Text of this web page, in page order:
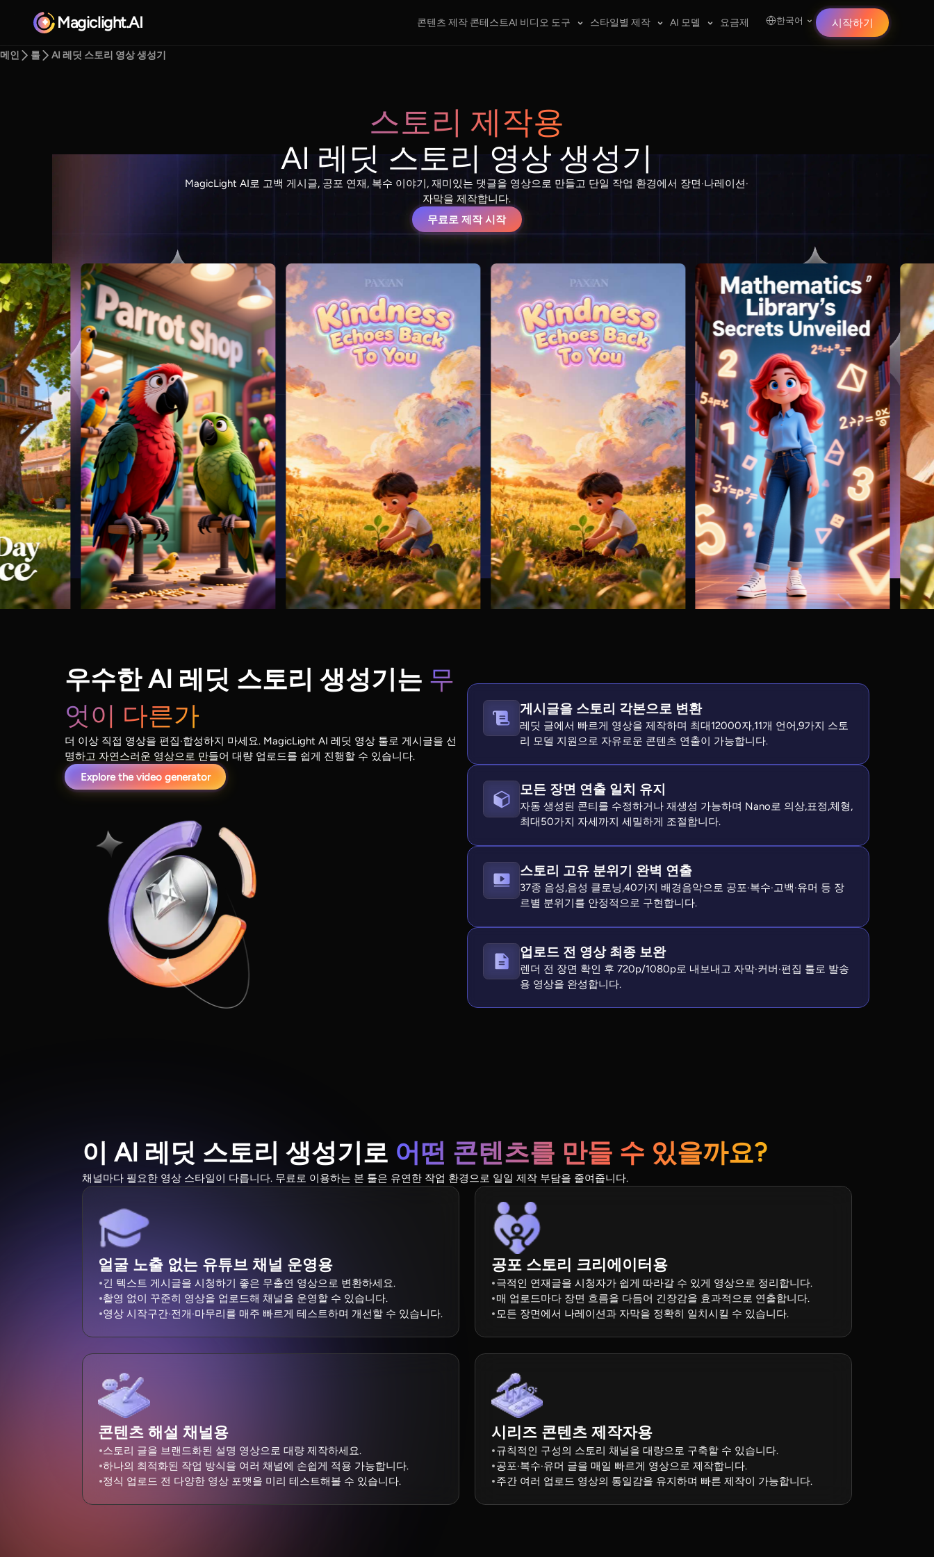
Magiclight.AI 콘텐츠 제작 콘테스트AI 비디오 도구 스타일별 제작 AI 모델 요금제 한국어 시작하기
메인 툴 AI 레딧 스토리 영상 생성기
스토리 제작용
AI 레딧 스토리 영상 생성기
MagicLight AI로 고백 게시글, 공포 연재, 복수 이야기, 재미있는 댓글을 영상으로 만들고 단일 작업 환경에서 장면·나레이션·
자막을 제작합니다.
무료로 제작 시작
우수한 AI 레딧 스토리 생성기는 무
엇이 다른가
더 이상 직접 영상을 편집·합성하지 마세요. MagicLight AI 레딧 영상 툴로 게시글을 선
명하고 자연스러운 영상으로 만들어 대량 업로드를 쉽게 진행할 수 있습니다.
Explore the video generator
게시글을 스토리 각본으로 변환
레딧 글에서 빠르게 영상을 제작하며 최대12000자,11개 언어,9가지 스토
리 모델 지원으로 자유로운 콘텐츠 연출이 가능합니다.
모든 장면 연출 일치 유지
자동 생성된 콘티를 수정하거나 재생성 가능하며 Nano로 의상,표정,체형,
최대50가지 자세까지 세밀하게 조절합니다.
스토리 고유 분위기 완벽 연출
37종 음성,음성 클로닝,40가지 배경음악으로 공포·복수·고백·유머 등 장
르별 분위기를 안정적으로 구현합니다.
업로드 전 영상 최종 보완
렌더 전 장면 확인 후 720p/1080p로 내보내고 자막·커버·편집 툴로 발송
용 영상을 완성합니다.
이 AI 레딧 스토리 생성기로 어떤 콘텐츠를 만들 수 있을까요?
채널마다 필요한 영상 스타일이 다릅니다. 무료로 이용하는 본 툴은 유연한 작업 환경으로 일일 제작 부담을 줄여줍니다.
얼굴 노출 없는 유튜브 채널 운영용
긴 텍스트 게시글을 시청하기 좋은 무출연 영상으로 변환하세요.
촬영 없이 꾸준히 영상을 업로드해 채널을 운영할 수 있습니다.
영상 시작구간·전개·마무리를 매주 빠르게 테스트하며 개선할 수 있습니다.
공포 스토리 크리에이터용
극적인 연재글을 시청자가 쉽게 따라갈 수 있게 영상으로 정리합니다.
매 업로드마다 장면 흐름을 다듬어 긴장감을 효과적으로 연출합니다.
모든 장면에서 나레이션과 자막을 정확히 일치시킬 수 있습니다.
콘텐츠 해설 채널용
스토리 글을 브랜드화된 설명 영상으로 대량 제작하세요.
하나의 최적화된 작업 방식을 여러 채널에 손쉽게 적용 가능합니다.
정식 업로드 전 다양한 영상 포맷을 미리 테스트해볼 수 있습니다.
시리즈 콘텐츠 제작자용
규칙적인 구성의 스토리 채널을 대량으로 구축할 수 있습니다.
공포·복수·유머 글을 매일 빠르게 영상으로 제작합니다.
주간 여러 업로드 영상의 통일감을 유지하며 빠른 제작이 가능합니다.